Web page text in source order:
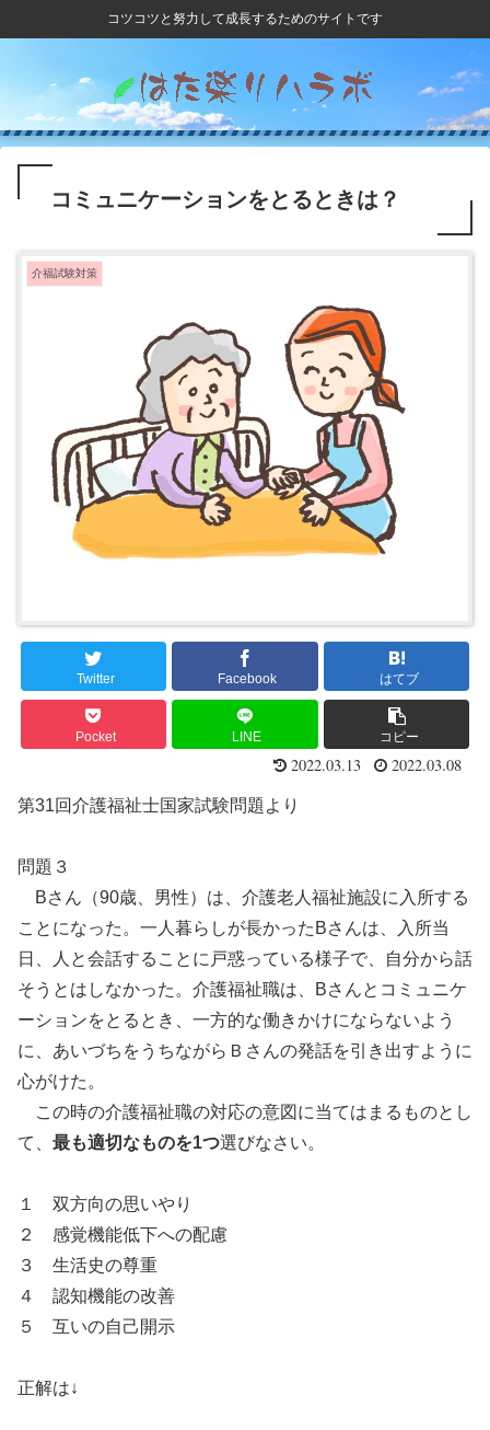
コツコツと努力して成長するためのサイトです
コミュニケーションをとるときは？
介福試験対策
Twitter Facebook はてブ
Pocket LINE コピー
2022.03.13 2022.03.08
第31回介護福祉士国家試験問題より
問題３
Bさん（90歳、男性）は、介護老人福祉施設に入所する
ことになった。一人暮らしが長かったBさんは、入所当
日、人と会話することに戸惑っている様子で、自分から話
そうとはしなかった。介護福祉職は、Bさんとコミュニケ
ーションをとるとき、一方的な働きかけにならないよう
に、あいづちをうちながらＢさんの発話を引き出すように
心がけた。
この時の介護福祉職の対応の意図に当てはまるものとし
て、 最も適切なものを1つ選びなさい。
１ 双方向の思いやり
２ 感覚機能低下への配慮
３ 生活史の尊重
４ 認知機能の改善
５ 互いの自己開示
正解は↓